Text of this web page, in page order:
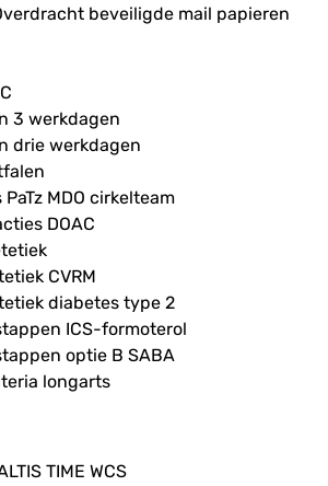
beveiligde mail papieren
3 werkdagen
drie werkdagen
MDO cirkelteam
DOAC
CVRM
diabetes type 2
ICS-formoterol
optie B SABA
longarts
TIME WCS